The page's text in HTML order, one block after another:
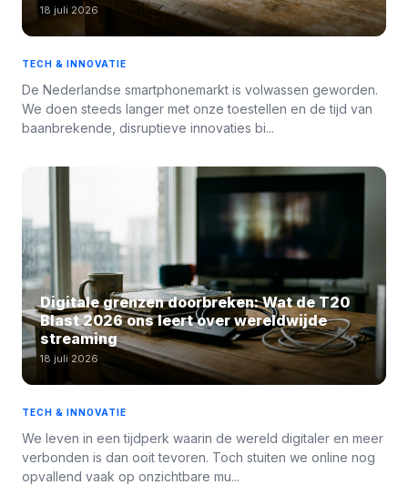
18 juli 2026
TECH & INNOVATIE
De Nederlandse smartphonemarkt is volwassen geworden.
We doen steeds langer met onze toestellen en de tijd van
baanbrekende, disruptieve innovaties bi...
Digitale grenzen doorbreken: Wat de T20
Blast 2026 ons leert over wereldwijde
streaming
18 juli 2026
TECH & INNOVATIE
We leven in een tijdperk waarin de wereld digitaler en meer
verbonden is dan ooit tevoren. Toch stuiten we online nog
opvallend vaak op onzichtbare mu...